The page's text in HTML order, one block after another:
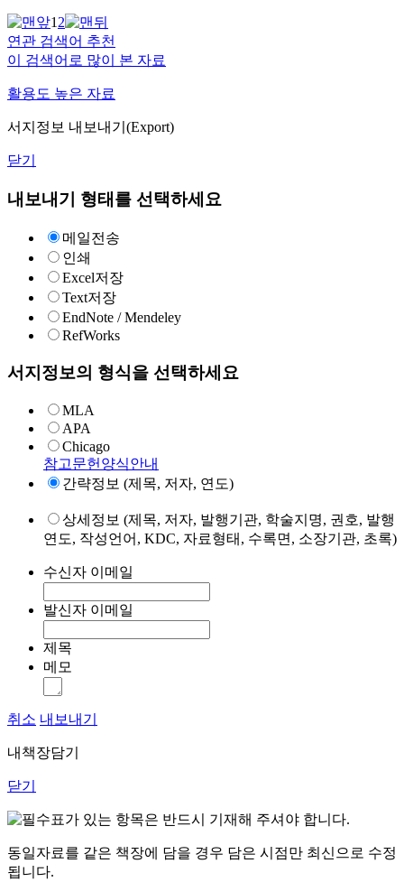
12
연관 검색어 추천
이 검색어로 많이 본 자료
활용도 높은 자료
서지정보 내보내기(Export)
닫기
내보내기 형태를 선택하세요
메일전송
인쇄
Excel저장
Text저장
EndNote / Mendeley
RefWorks
서지정보의 형식을 선택하세요
MLA
APA
Chicago
참고문헌양식안내
간략정보 (제목, 저자, 연도)
상세정보 (제목, 저자, 발행기관, 학술지명, 권호, 발행
연도, 작성언어, KDC, 자료형태, 수록면, 소장기관, 초록)
수신자 이메일
발신자 이메일
제목
메모
취소 내보내기
내책장담기
닫기
표가 있는 항목은 반드시 기재해 주셔야 합니다.
동일자료를 같은 책장에 담을 경우 담은 시점만 최신으로 수정
됩니다.